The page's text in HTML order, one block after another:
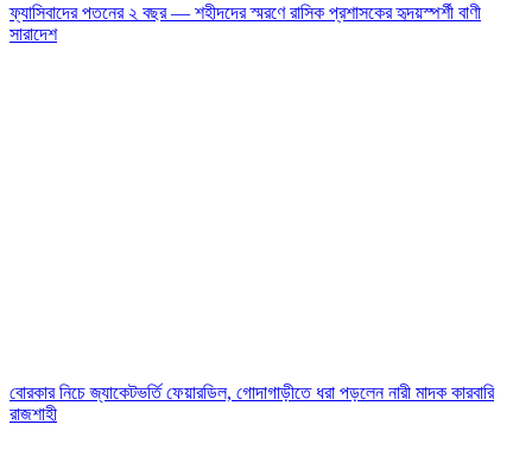
ফ্যাসিবাদের পতনের ২ বছর — শহীদদের স্মরণে রাসিক প্রশাসকের হৃদয়স্পর্শী বাণী
সারাদেশ
বোরকার নিচে জ্যাকেটভর্তি ফেয়ারডিল, গোদাগাড়ীতে ধরা পড়লেন নারী মাদক কারবারি
রাজশাহী